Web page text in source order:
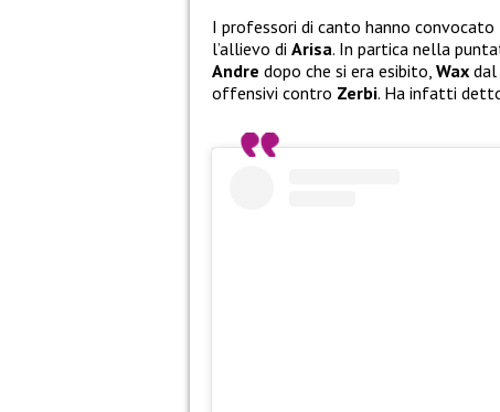
I professori di canto hanno
l’allievo di Arisa. In partica nella
Andre dopo che si era esibito, Wax dal
offensivi contro Zerbi. Ha infatti